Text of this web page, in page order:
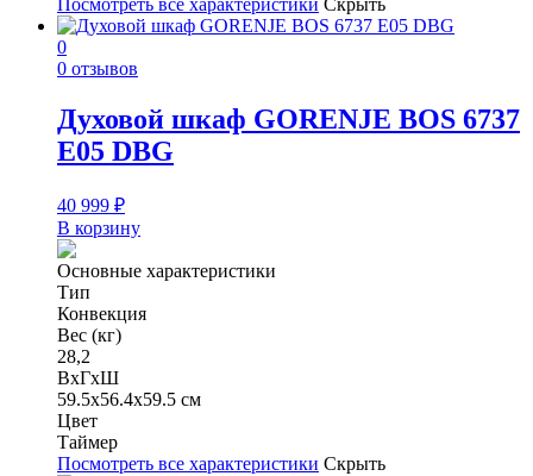
Посмотреть все характеристики Скрыть
0
0 отзывов
Духовой шкаф GORENJE BOS 6737
E05 DBG
40 999 ₽
В корзину
Основные характеристики
Тип
Конвекция
Вес (кг)
28,2
ВхГхШ
59.5х56.4х59.5 см
Цвет
Таймер
Посмотреть все характеристики Скрыть